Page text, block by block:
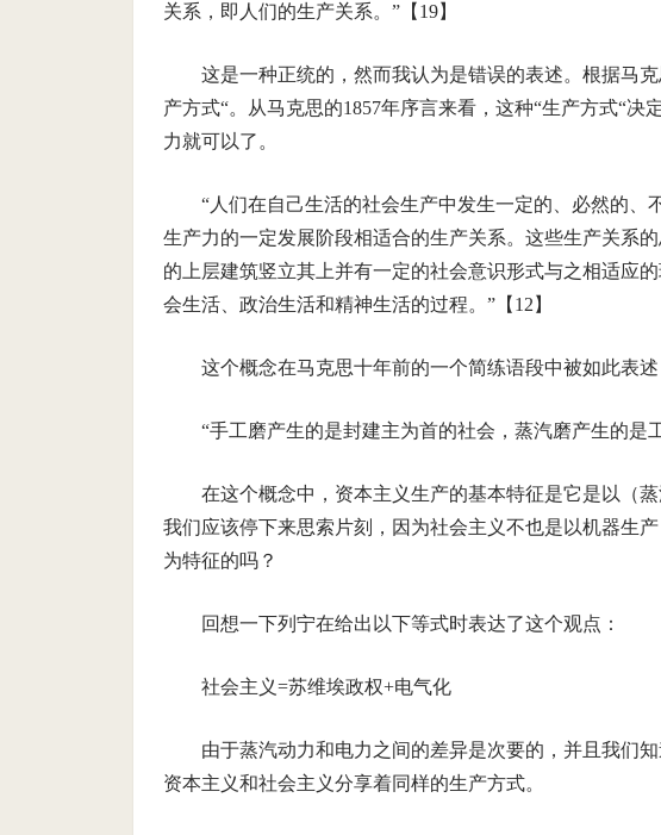
关系，即人们的生产关系。”【19】
这是一种正统的，然而我认为是错误的表述。根据马
产方式“。从马克思的1857年序言来看，这种“生产方式“
力就可以了。
“人们在自己生活的社会生产中发生一定的、必然的
生产力的一定发展阶段相适合的生产关系。这些生产关系
的上层建筑竖立其上并有一定的社会意识形式与之相适应
会生活、政治生活和精神生活的过程。”【12】
这个概念在马克思十年前的一个简练语段中被如此表述
“手工磨产生的是封建主为首的社会，蒸汽磨产生的是
在这个概念中，资本主义生产的基本特征是它是以（
我们应该停下来思索片刻，因为社会主义不也是以机器生
为特征的吗？
回想一下列宁在给出以下等式时表达了这个观点：
社会主义=苏维埃政权+电气化
由于蒸汽动力和电力之间的差异是次要的，并且我们
资本主义和社会主义分享着同样的生产方式。